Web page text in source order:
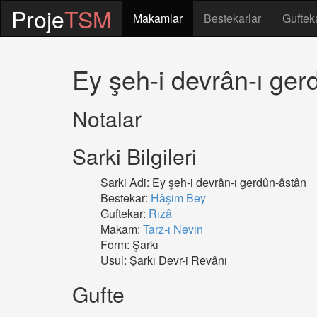
ProjeTSM Makamlar Bestekarlar
Ey şeh-i devrân-ı
Notalar
Sarki Bilgileri
Sarki Adi: Ey şeh-i devrân-ı gerdûn-âstân
Bestekar: Hâşim Bey
Guftekar: Rızâ
Makam: Tarz-ı Nevin
Form: Şarkı
Usul: Şarkı Devr-i Revânı
Gufte